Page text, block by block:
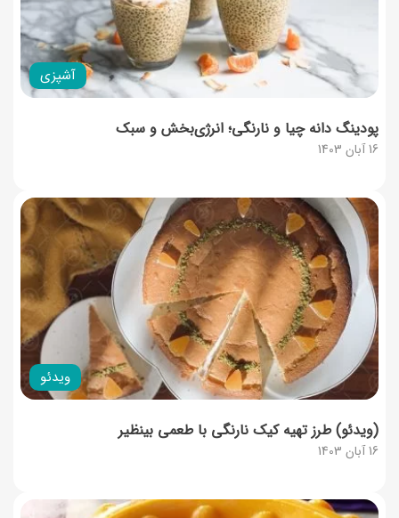
آشپزی
16 آبان 1403
پودینگ دانه چیا و نارنگی؛ انرژی‌بخش و سبک
ویدئو
16 آبان 1403
(ویدئو) طرز تهیه کیک نارنگی با طعمی بینظیر